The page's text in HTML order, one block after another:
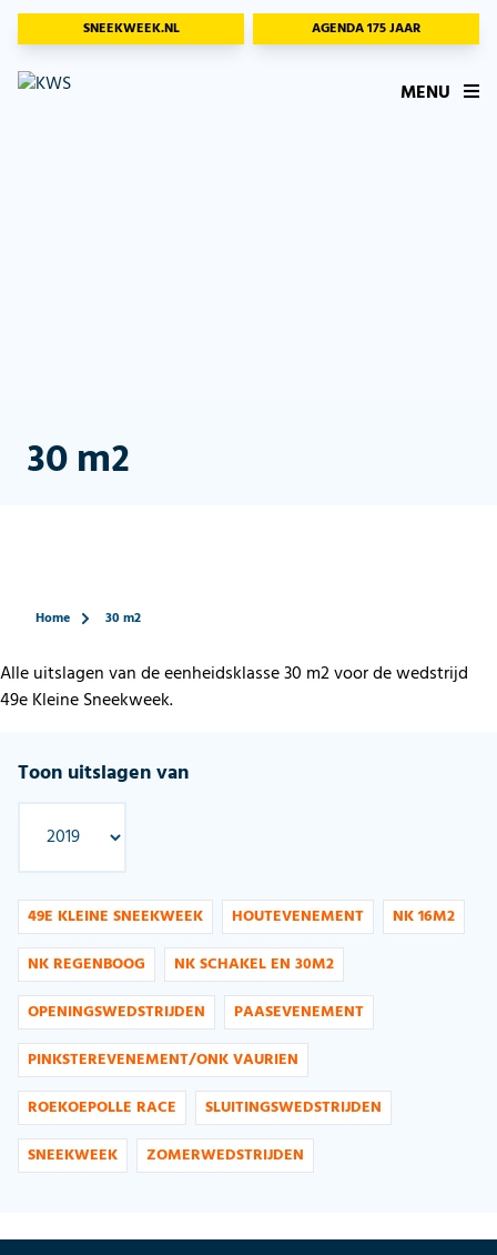
SNEEKWEEK.NL AGENDA 175 JAAR
MENU
30 m2
Home 30 m2
Alle uitslagen van de eenheidsklasse 30 m2 voor de wedstrijd
49e Kleine Sneekweek.
Toon uitslagen van
49E KLEINE SNEEKWEEK HOUTEVENEMENT
NK 16M2
NK REGENBOOG
NK SCHAKEL EN 30M2
OPENINGSWEDSTRIJDEN
PAASEVENEMENT
PINKSTEREVENEMENT/ONK VAURIEN
ROEKOEPOLLE RACE
SLUITINGSWEDSTRIJDEN
SNEEKWEEK
ZOMERWEDSTRIJDEN